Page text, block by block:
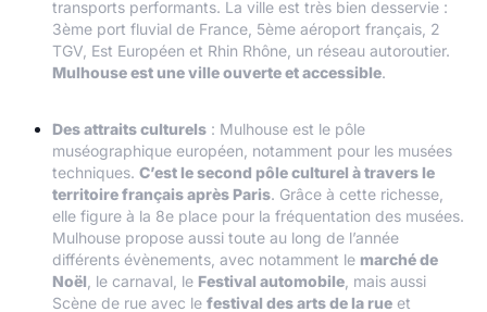
transports performants. La ville est très bien desservie :
3ème port fluvial de France, 5ème aéroport français, 2
TGV, Est Européen et Rhin Rhône, un réseau autoroutier.
Mulhouse est une ville ouverte et accessible.
Des attraits culturels : Mulhouse est le pôle
muséographique européen, notamment pour les musées
techniques. C’est le second pôle culturel à travers le
territoire français après Paris. Grâce à cette richesse,
elle figure à la 8e place pour la fréquentation des musées.
Mulhouse propose aussi toute au long de l’année
différents évènements, avec notamment le marché de
Noël , le carnaval, le Festival automobile , mais aussi
Scène de rue avec le festival des arts de la rue et